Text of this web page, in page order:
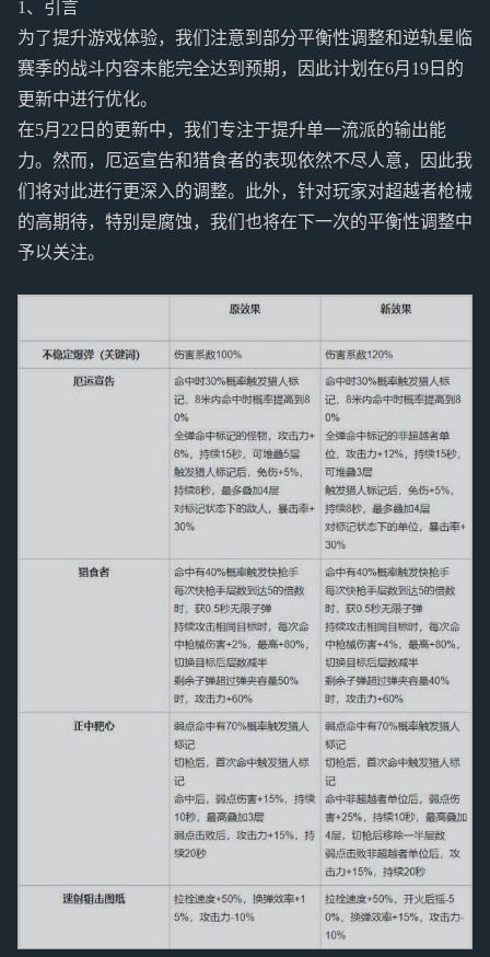
1、引言
为了提升游戏体验，我们注意到部分平衡性调整和逆轨星临
赛季的战斗内容未能完全达到预期，因此计划在6月19日的
更新中进行优化。
在5月22日的更新中，我们专注于提升单一流派的输出能
力。然而，厄运宣告和猎食者的表现依然不尽人意，因此我
们将对此进行更深入的调整。此外，针对玩家对超越者枪械
的高期待，特别是腐蚀，我们也将在下一次的平衡性调整中
予以关注。